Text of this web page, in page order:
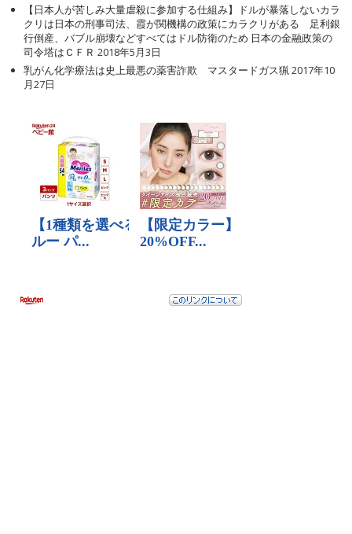
【日本人が苦しみ大量虐殺に参加する仕組み】ドルが暴落しないカラ
クリは日本の刑事司法、霞が関機構の政策にカラクリがある 足利銀
行倒産、バブル崩壊などすべてはドル防衛のため 日本の金融政策の
司令塔はＣＦＲ 2018年5月3日
乳がん化学療法は史上最悪の薬害詐欺 マスタードガス猟 2017年10
月27日